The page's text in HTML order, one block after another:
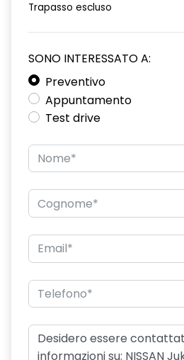
Trapasso escluso
SONO INTERESSATO A:
Preventivo
Appuntamento
Test drive